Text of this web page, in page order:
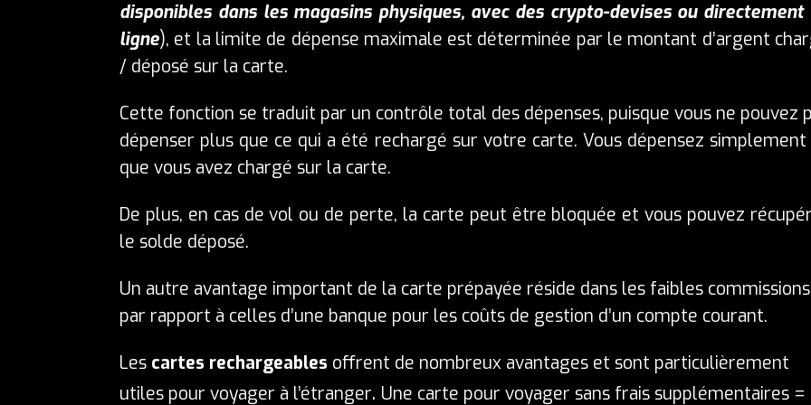
disponibles dans les magasins physiques, avec des crypto-devises ou directement
ligne), et la limite de dépense maximale est déterminée par le montant d’argent
/ déposé sur la carte.
Cette fonction se traduit par un contrôle total des dépenses, puisque vous ne pouvez
dépenser plus que ce qui a été rechargé sur votre carte. Vous dépensez simplement
que vous avez chargé sur la carte.
De plus, en cas de vol ou de perte, la carte peut être bloquée et vous pouvez
le solde déposé.
Un autre avantage important de la carte prépayée réside dans les faibles commissions
par rapport à celles d’une banque pour les coûts de gestion d’un compte courant.
Les cartes rechargeables offrent de nombreux avantages et sont particulièrement
utiles pour voyager à l’étranger. Une carte pour voyager sans frais supplémentaires =